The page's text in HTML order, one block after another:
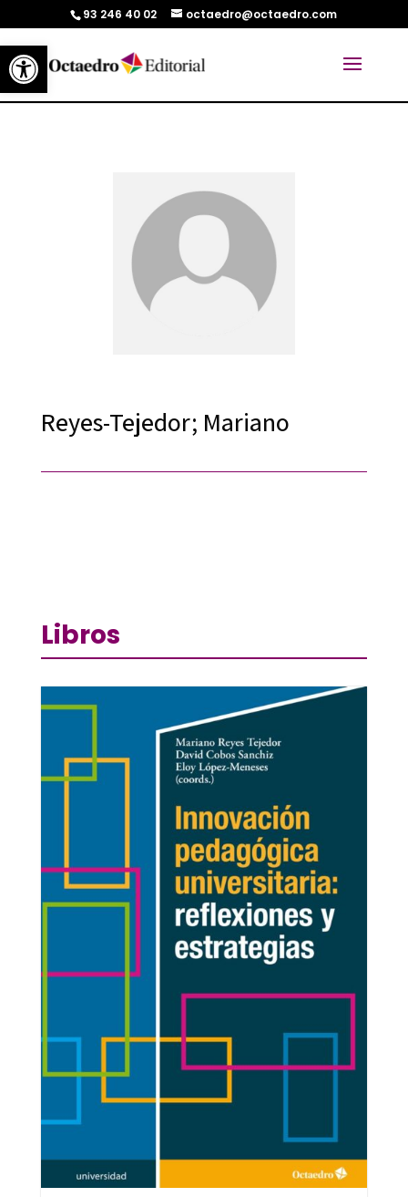
Abrir barra de herramientas
93 246 40 02 octaedro@octaedro.com
Reyes-Tejedor; Mariano
Libros